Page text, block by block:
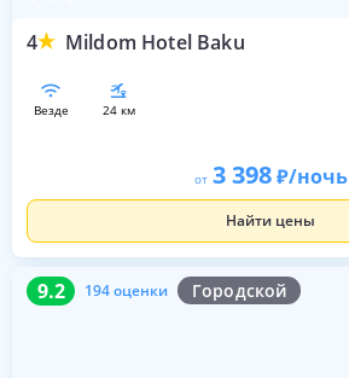
4 Mildom Hotel Baku
везде 24 км
от 3 398 /ночь
Найти цены
9.2 194 оценки Городской
9.2 194 оценки